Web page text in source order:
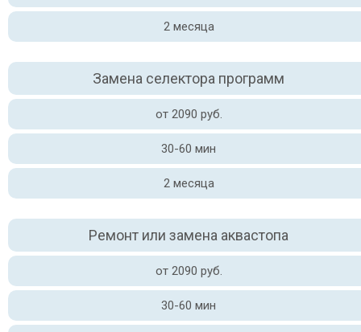
2 месяца
Замена селектора программ
от 2090 руб.
30-60 мин
2 месяца
Ремонт или замена аквастопа
от 2090 руб.
30-60 мин